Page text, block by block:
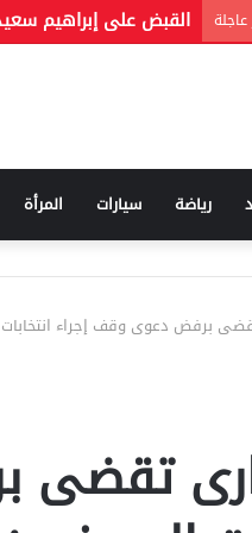
عاجلة
رياضة سيارات المرأة
برفض دعوى وقف إجراء